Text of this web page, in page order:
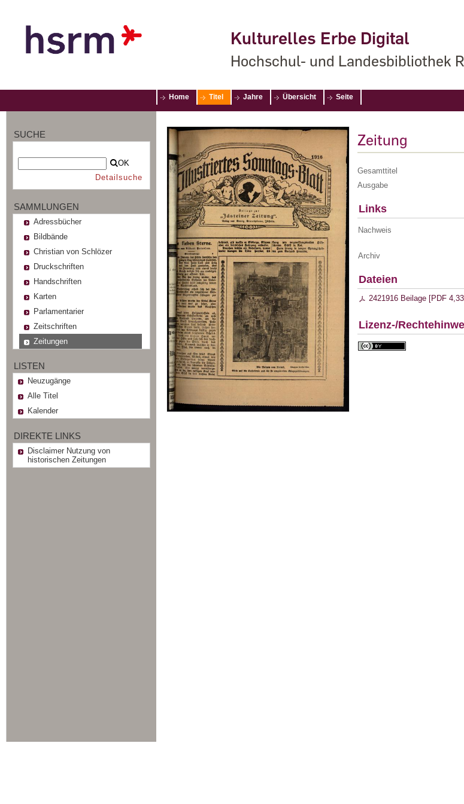
Kulturelles Erbe Digital
Hochschul- und Landesbibliothek
Home Titel Jahre Übersicht Seite
SUCHE
OK
Detailsuche
SAMMLUNGEN
Adressbücher
Bildbände
Christian von Schlözer
Druckschriften
Handschriften
Karten
Parlamentarier
Zeitschriften
Zeitungen
LISTEN
Neuzugänge
Alle Titel
Kalender
DIREKTE LINKS
Disclaimer Nutzung von
historischen Zeitungen
Zeitung
Gesamttitel
Ausgabe
Links
Nachweis
Archiv
Dateien
2421916 Beilage [PDF
Lizenz-/